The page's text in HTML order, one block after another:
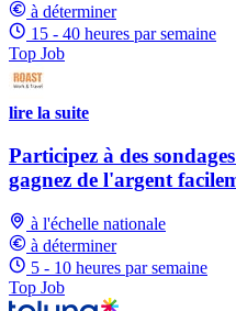
à déterminer
15 - 40 heures par semaine
Top Job
lire la suite
Participez à des
gagnez de l'argent
à l'échelle nationale
à déterminer
5 - 10 heures par semaine
Top Job